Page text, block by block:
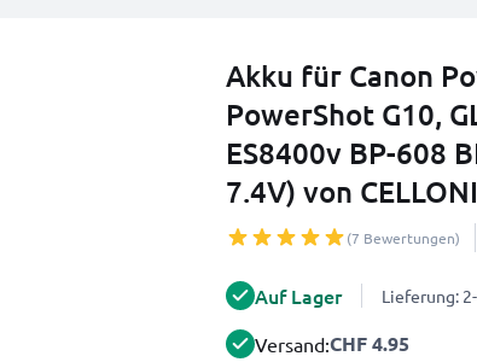
Akku für Canon
PowerShot G10,
ES8400v BP-608
7.4V) von
(7 Bewertungen)
Auf Lager Lieferung:
Versand:CHF 4.95